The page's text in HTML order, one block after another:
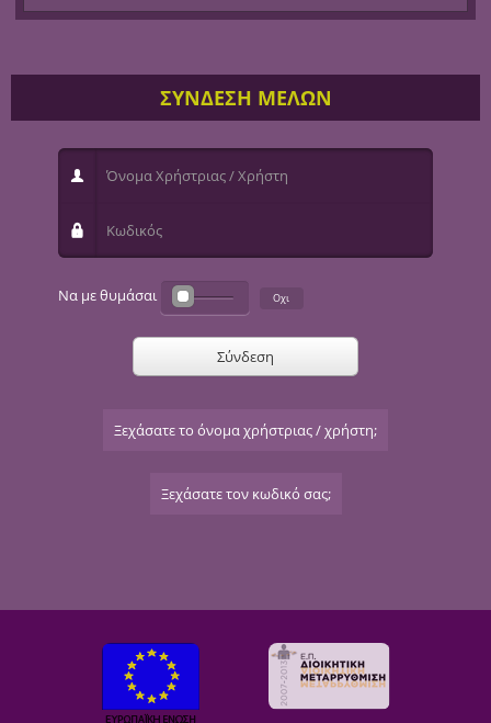
ΣΥΝΔΕΣΗ ΜΕΛΩΝ
Όνομα Χρήστριας / Χρήστη
Κωδικός
Να με θυμάσαι
Σύνδεση
Ξεχάσατε το όνομα χρήστριας / χρήστη;
Ξεχάσατε τον κωδικό σας;